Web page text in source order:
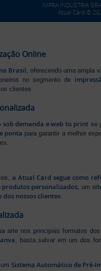
IMPRA INDUSTRIA
Atual Card ©
Online
Brasil, oferecendo uma ampla
no segmento de
clientes.
sob demanda e web to print se
ponta para garantir a melhor
a Atual Card segue como
personalizados , um
nossos clientes
arte nos principais formatos
, basta salvar em um dos
Sistema Automático de Pré-